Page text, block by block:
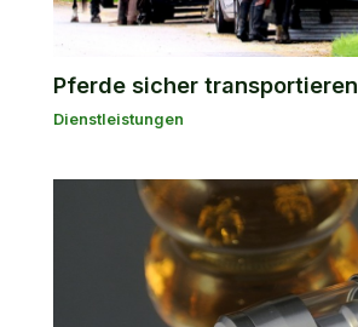
Pferde sicher transportieren
Dienstleistungen